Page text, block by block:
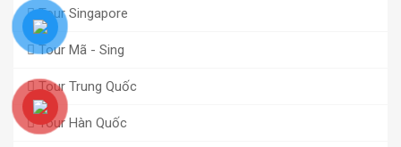
Tour Singapore
Tour Mã - Sing
Tour Trung Quốc
Tour Hàn Quốc